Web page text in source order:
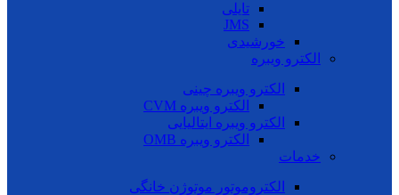
تایلی
JMS
خورشیدی
الکترو ویبره
الکترو ویبره چینی
الکترو ویبره CVM
الکترو ویبره ایتالیایی
الکترو ویبره OMB
خدمات
الکتروموتور موتوژن خانگی